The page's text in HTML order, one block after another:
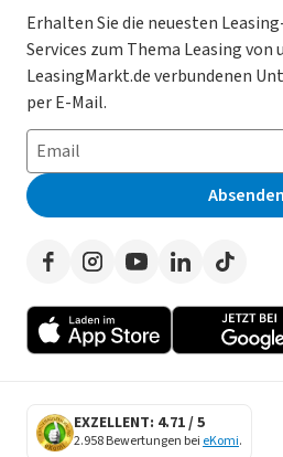
Kooperation mit AutoScout24
AGB
Datenschutz
Impressum
Erklärung zur Barrierefreiheit
Presse
Magazin
Datenschutz-Einstellungen
So funktioniert’s
Häufig gestellte Fragen
Leasing-Lexikon
Auto-Tests
Werben auf LeasingMarkt.de
Gebrauchtwagen Leasing
Leasing ohne Anzahlung
E-Auto Leasing
Privatleasing
Leasing-Vergleiche
Herstellerverzeichnis
Händlerverzeichnis
Erhalten Sie die neuesten
Services zum Thema Leasing von
LeasingMarkt.de verbundenen
per E-Mail.
Absenden
EXZELLENT: 4.71 / 5
2.958 Bewertungen bei eKomi.